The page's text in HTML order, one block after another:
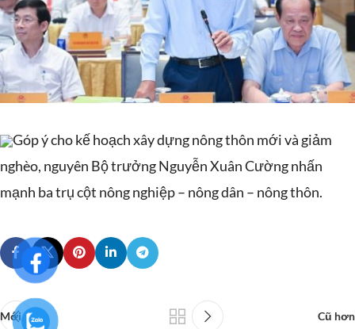
Góp ý cho kế hoạch xây dựng nông thôn mới và giảm
nghèo, nguyên Bộ trưởng Nguyễn Xuân Cường nhấn
mạnh ba trụ cột nông nghiệp – nông dân – nông thôn.
Mới hơn Cũ hơn